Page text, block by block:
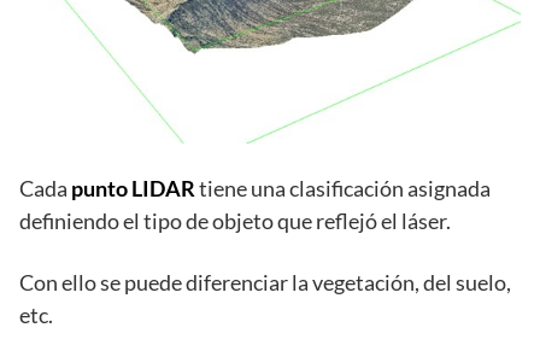
Cada punto LIDARtiene una clasificación asignada
definiendo el tipo de objeto que reflejó el láser.
Con ello se puede diferenciar la vegetación, del suelo,
etc.